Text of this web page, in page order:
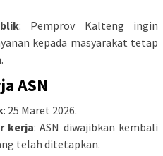
: Pemprov Kalteng ingin
kepada masyarakat tetap
ASN
: 25 Maret 2026.
kerja: ASN diwajibkan kembali
telah ditetapkan.